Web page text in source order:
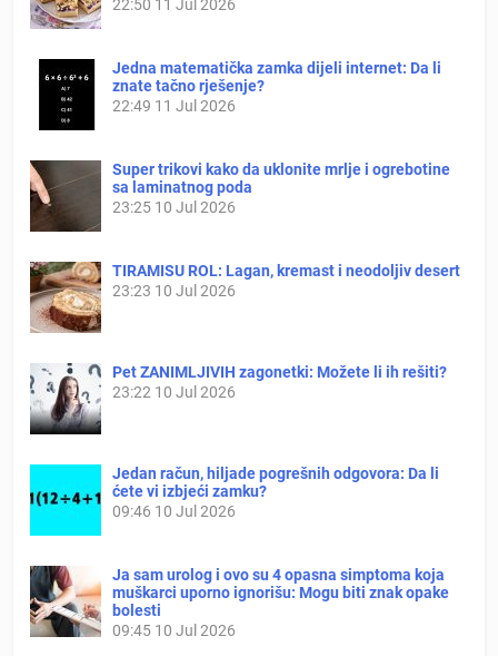
22:50 11 Jul 2026
Jedna matematička zamka dijeli internet: Da li
znate tačno rješenje?
22:49 11 Jul 2026
Super trikovi kako da uklonite mrlje i ogrebotine
sa laminatnog poda
23:25 10 Jul 2026
TIRAMISU ROL: Lagan, kremast i neodoljiv desert
23:23 10 Jul 2026
Pet ZANIMLJIVIH zagonetki: Možete li ih rešiti?
23:22 10 Jul 2026
Jedan račun, hiljade pogrešnih odgovora: Da li
ćete vi izbjeći zamku?
09:46 10 Jul 2026
Ja sam urolog i ovo su 4 opasna simptoma koja
muškarci uporno ignorišu: Mogu biti znak opake
bolesti
09:45 10 Jul 2026